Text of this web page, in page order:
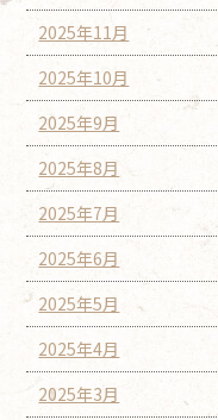
2025年11月
2025年10月
2025年9月
2025年8月
2025年7月
2025年6月
2025年5月
2025年4月
2025年3月